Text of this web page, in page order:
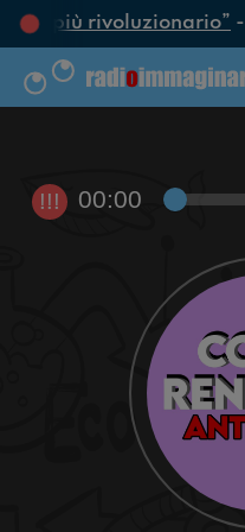
più rivoluzionario”-
!!! 00:00